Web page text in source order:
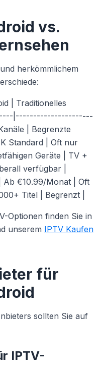
vs.
herkömmlichem
| Traditionelles
|----------------------
| Begrenzte
Standard | Oft nur
Geräte | TV +
verfügbar |
Ab €10.99/Monat | Oft
Titel | Begrenzt |
Optionen finden Sie in
unserem IPTV Kaufen
für
sollten Sie auf
IPTV-